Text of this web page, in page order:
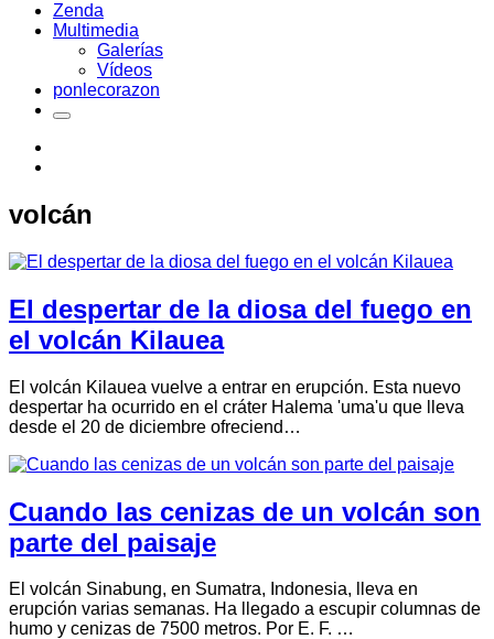
Zenda
Multimedia
Galerías
Vídeos
ponlecorazon
volcán
El despertar de la diosa del fuego en
el volcán Kilauea
El volcán Kilauea vuelve a entrar en erupción. Esta nuevo
despertar ha ocurrido en el cráter Halema 'uma'u que lleva
desde el 20 de diciembre ofreciend…
Cuando las cenizas de un volcán son
parte del paisaje
El volcán Sinabung, en Sumatra, Indonesia, lleva en
erupción varias semanas. Ha llegado a escupir columnas de
humo y cenizas de 7500 metros. Por E. F. …